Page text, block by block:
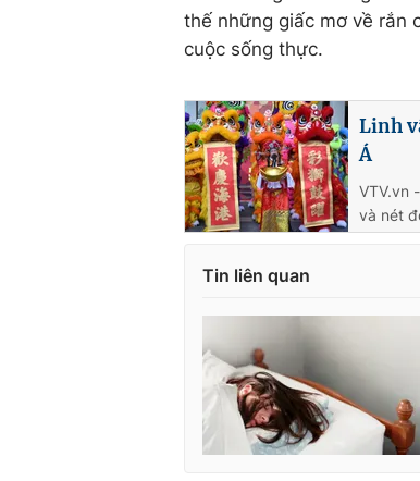
thế những giấc mơ về rắn
cuộc sống thực.
Linh
Á
VTV.vn
và nét
Tin liên quan